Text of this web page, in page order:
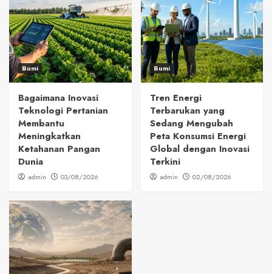
Bumi
Bagaimana Inovasi
Teknologi Pertanian
Membantu
Meningkatkan
Ketahanan Pangan
Dunia
admin 03/08/2026
Bumi
Tren Energi
Terbarukan yang
Sedang Mengubah
Peta Konsumsi Energi
Global dengan Inovasi
Terkini
admin 02/08/2026